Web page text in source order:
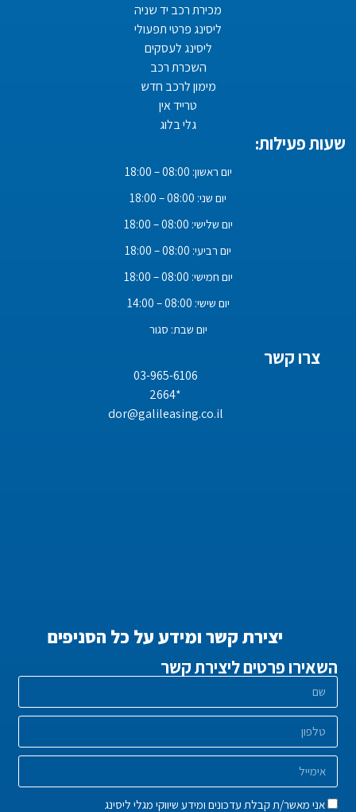
מכירת רכב יד שניה
ליסינג פרטי תפעולי
ליסינג לעסקים
השכרת רכב
מימון לרכב חדש
טרייד אין
גלי בלוג
שעות פעילות:
יום ראשון: 08:00 – 18:00
יום שני: 08:00 – 18:00
יום שלישי: 08:00 – 18:00
יום רביעי: 08:00 – 18:00
יום חמישי: 08:00 – 18:00
יום שישי: 08:00 – 14:00
יום שבת: סגור
צרו קשר
03-965-6106
*2664
dor@galileasing.co.il
יצירת קשר ומידע על כל הסניפים
השאירו פרטים ליצירת קשר
אני מאשר/ת קבלת עדכונים ומידע שיווקי מגלי ליסינג